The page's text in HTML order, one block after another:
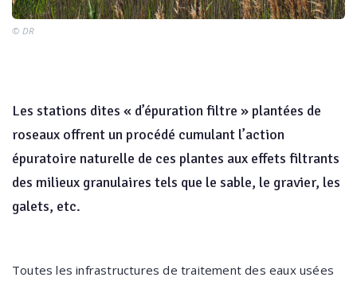
© DR
Les stations dites « d’épuration filtre » plantées de
roseaux offrent un procédé cumulant l’action
épuratoire naturelle de ces plantes aux effets filtrants
des milieux granulaires tels que le sable, le gravier, les
galets, etc.
Toutes les infrastructures de traitement des eaux usées